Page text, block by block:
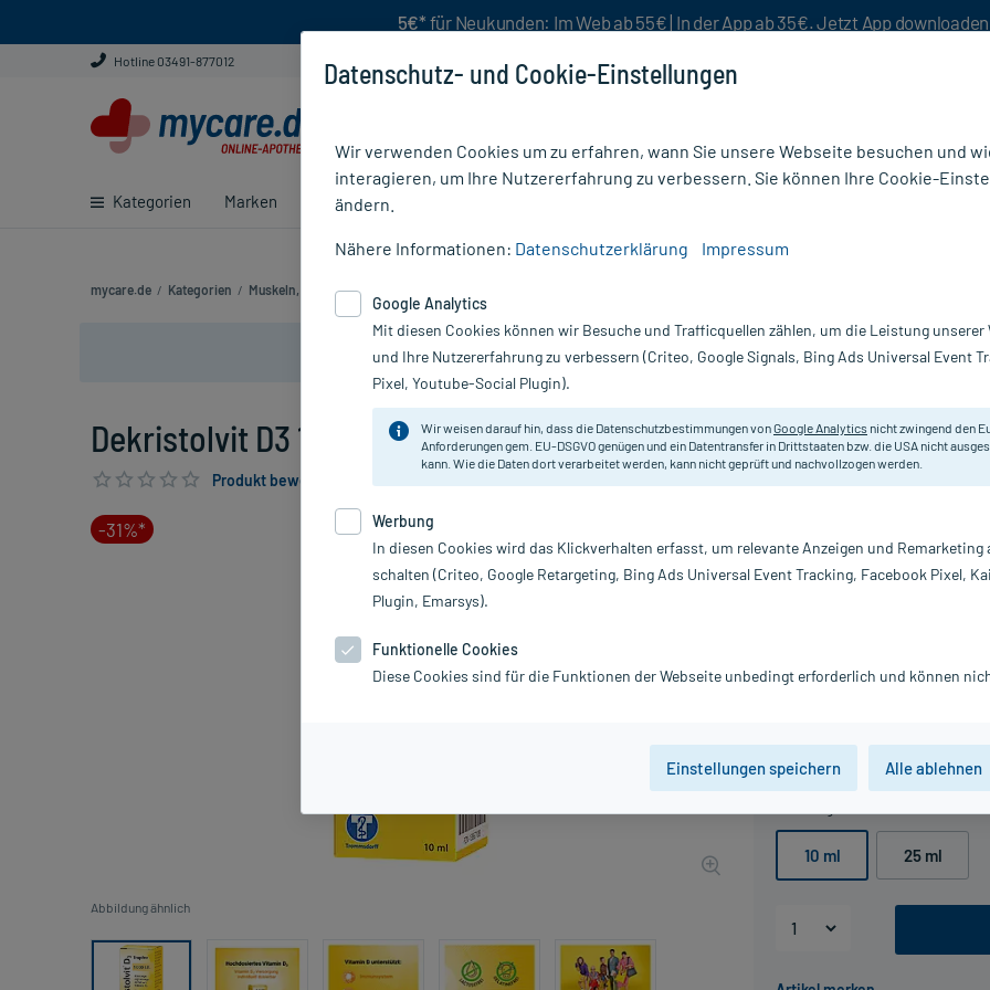
5€* für Neukunden: Im Web ab 55€ | In der App ab 35€. Jetzt App downloaden
Hotline 03491-877012
Kategorien Marken Ratgeber
mycare.de / Kategorien / Muskeln, Knochen & Gelenke
Nur für kurze Zeit:Gratis-Versand* ab 19€ Mindestbestellwert!
Dekristolvit D3 1000 I.E. Tropfen, 10 ml
Produkt bewerten & PlusHerzen sichern
-31%*
Abbildung ähnlich
9,49 €
Grundpreis: 949,00 € / l
10 ml 25 ml
Nahrungsergänzungsmittel mit
Kindern ab 1 Jahr.
PZN:
Hersteller:
Datenschutz- und Cookie-Einstellungen
Wir verwenden Cookies um zu erfahren, wann Sie unsere Webseite besuchen und
interagieren, um Ihre Nutzererfahrung zu verbessern. Sie können Ihre Cookie-
ändern.
Nähere Informationen: Datenschutzerklärung Impressum
Google Analytics
Mit diesen Cookies können wir Besuche und Trafficquellen zählen, um die Leistung unserer
und Ihre Nutzererfahrung zu verbessern (Criteo, Google Signals, Bing Ads Universal Event
Pixel, Youtube-Social Plugin).
Wir weisen darauf hin, dass die Datenschutzbestimmungen vonGoogle Analytics nicht zwingend den
Anforderungen gem. EU-DSGVO genügen und ein Datentransfer in Drittstaaten bzw. die USA nicht
kann. Wie die Daten dort verarbeitet werden, kann nicht geprüft und nachvollzogen werden.
Werbung
In diesen Cookies wird das Klickverhalten erfasst, um relevante Anzeigen und Remarketing
schalten (Criteo, Google Retargeting, Bing Ads Universal Event Tracking, Facebook Pixel,
Plugin, Emarsys).
Funktionelle Cookies
Diese Cookies sind für die Funktionen der Webseite unbedingt erforderlich und können
Einstellungen speichern Alle ablehnen